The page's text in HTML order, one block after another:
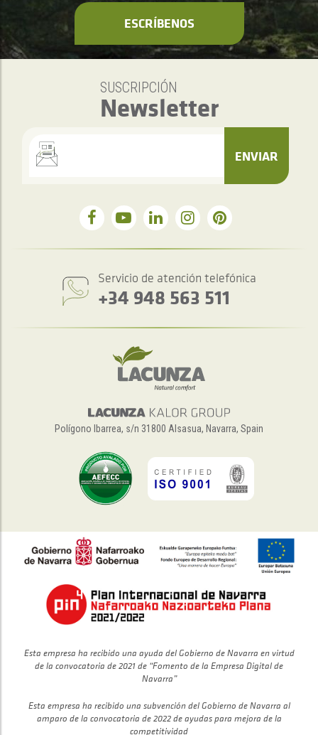
ESCRÍBENOS
SUSCRIPCIÓN
Newsletter
ENVIAR
Servicio de atención telefónica
+34 948 563 511
Polígono Ibarrea, s/n 31800 Alsasua, Navarra, Spain
Esta empresa ha recibido una ayuda del Gobierno de Navarra en virtud
de la convocatoria de 2021 de “Fomento de la Empresa Digital de
Navarra”
Esta empresa ha recibido una subvención del Gobierno de Navarra al
amparo de la convocatoria de 2022 de ayudas para mejora de la
competitividad